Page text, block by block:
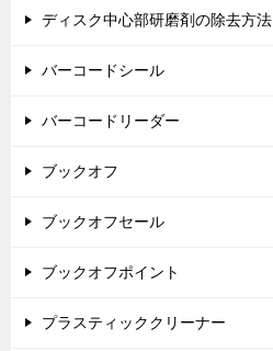
ディスク中心部研磨剤の除去方法
バーコードシール
バーコードリーダー
ブックオフ
ブックオフセール
ブックオフポイント
プラスティッククリーナー